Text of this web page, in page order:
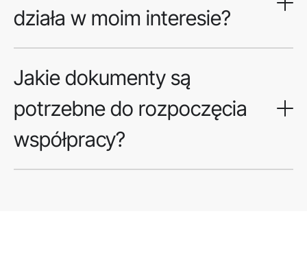
działa w moim interesie?
Jakie dokumenty są
potrzebne do rozpoczęcia
współpracy?